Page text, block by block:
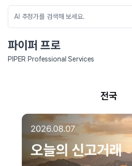
파이퍼 프로
PIPER Professional Services